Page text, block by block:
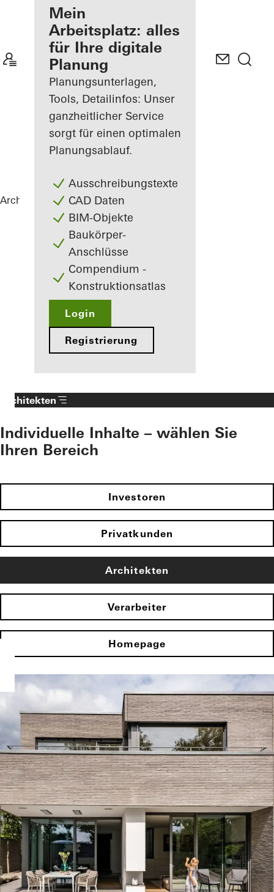
Ihre Vorteile als
angemeldeter
Architekt
Mein
Arbeitsplatz
kennenlernen
Mein
Arbeitsplatz: alles
für Ihre digitale
Planung
Planungsunterlagen,
Tools, Detailinfos: Unser
ganzheitlicher Service
sorgt für einen optimalen
Planungsablauf.
Ausschreibungstexte
CAD Daten
BIM-Objekte
Baukörper-
Anschlüsse
Compendium -
Konstruktionsatlas
Login
Registrierung
Architekten ReferenzenWohnhaus
Architekten
Individuelle Inhalte – wählen Sie
Ihren Bereich
Investoren
Privatkunden
Architekten
Verarbeiter
Homepage